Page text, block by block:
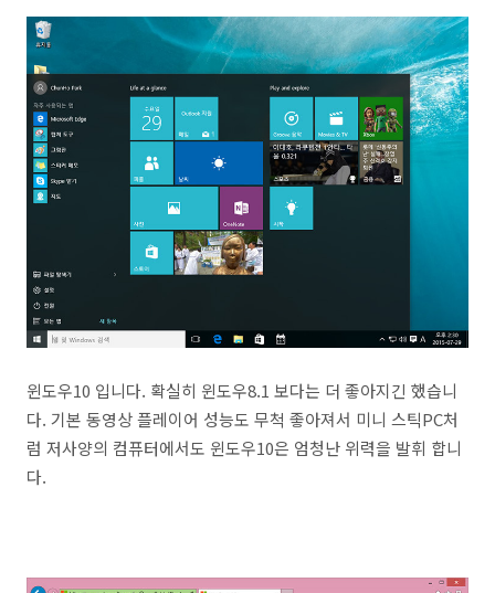
윈도우10 입니다. 확실히 윈도우8.1 보다는 더 좋아지긴 했습니
다. 기본 동영상 플레이어 성능도 무척 좋아져서 미니 스틱PC처
럼 저사양의 컴퓨터에서도 윈도우10은 엄청난 위력을 발휘 합니
다.